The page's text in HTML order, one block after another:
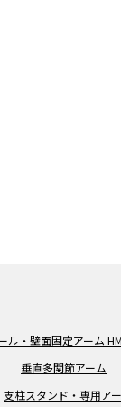
ル・壁面固定アーム
垂直多関節アーム
支柱スタンド・専用ア